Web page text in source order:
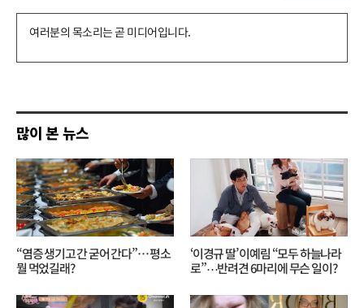
댓
기
많이 본 뉴스
“염증 생기고 간 굳어 간다”… 평소
뭘 먹었길래?
‘이경규 딸’ 이예림 “모두 하늘나라
로”⋯반려견 6마리에 무슨 일이?